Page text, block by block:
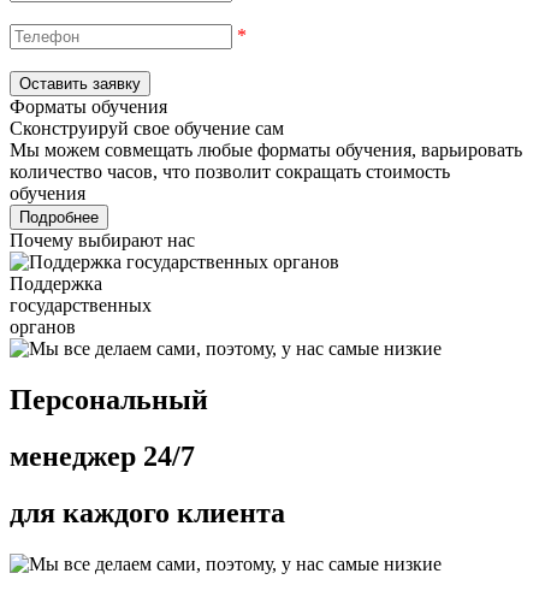
*
Форматы обучения
Сконструируй свое обучение сам
Мы можем совмещать любые форматы обучения, варьировать
количество часов, что позволит сокращать стоимость
обучения
Подробнее
Почему выбирают нас
Поддержка
государственных
органов
Персональный
менеджер 24/7
для каждого клиента